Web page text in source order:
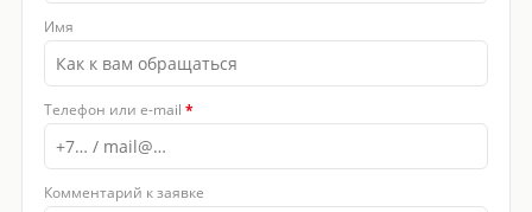
Имя
Телефон или e-mail *
Комментарий к заявке